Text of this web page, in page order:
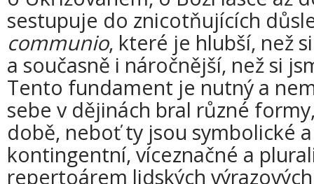
sestupuje do znicotňujících
communio, které je hlubší, než
a současně i náročnější, než si
Tento fundament je nutný a
sebe v dějinách bral různé
době, neboť ty jsou symbolické
kontingentní, víceznačné a
repertoárem lidských